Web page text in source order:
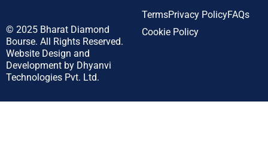
© 2025 Bharat Diamond
Bourse. All Rights Reserved.
Website Design and
Development by Dhyanvi
Technologies Pvt. Ltd.
TermsPrivacy PolicyFAQs
Cookie Policy